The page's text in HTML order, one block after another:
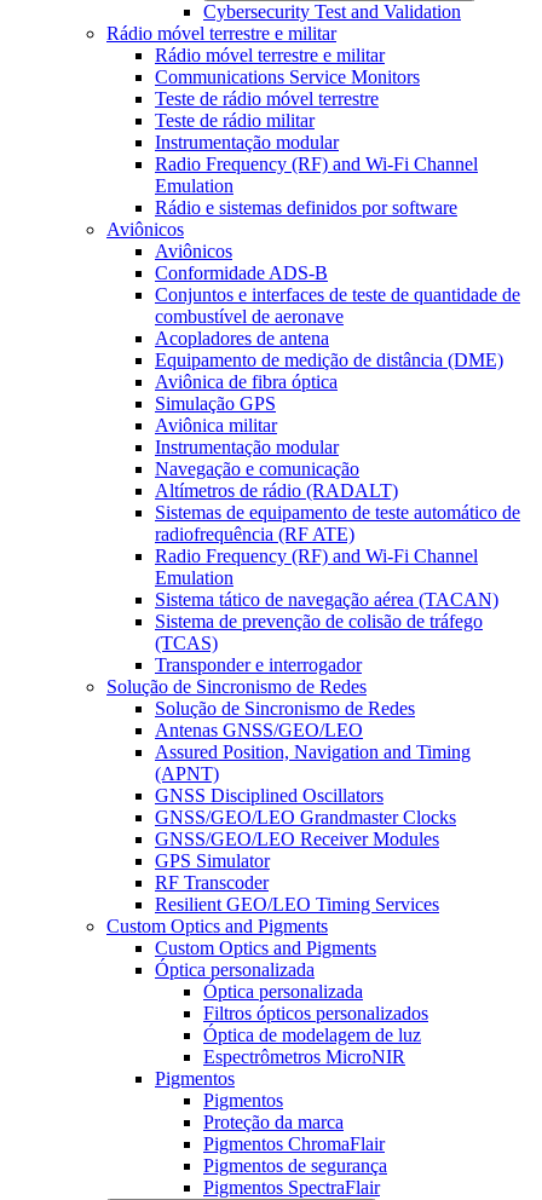
Cybersecurity Test and Validation
Rádio móvel terrestre e militar
Rádio móvel terrestre e militar
Communications Service Monitors
Teste de rádio móvel terrestre
Teste de rádio militar
Instrumentação modular
Radio Frequency (RF) and Wi-Fi Channel
Emulation
Rádio e sistemas definidos por software
Aviônicos
Aviônicos
Conformidade ADS-B
Conjuntos e interfaces de teste de quantidade de
combustível de aeronave
Acopladores de antena
Equipamento de medição de distância (DME)
Aviônica de fibra óptica
Simulação GPS
Aviônica militar
Instrumentação modular
Navegação e comunicação
Altímetros de rádio (RADALT)
Sistemas de equipamento de teste automático de
radiofrequência (RF ATE)
Radio Frequency (RF) and Wi-Fi Channel
Emulation
Sistema tático de navegação aérea (TACAN)
Sistema de prevenção de colisão de tráfego
(TCAS)
Transponder e interrogador
Solução de Sincronismo de Redes
Solução de Sincronismo de Redes
Antenas GNSS/GEO/LEO
Assured Position, Navigation and Timing
(APNT)
GNSS Disciplined Oscillators
GNSS/GEO/LEO Grandmaster Clocks
GNSS/GEO/LEO Receiver Modules
GPS Simulator
RF Transcoder
Resilient GEO/LEO Timing Services
Custom Optics and Pigments
Custom Optics and Pigments
Óptica personalizada
Óptica personalizada
Filtros ópticos personalizados
Óptica de modelagem de luz
Espectrômetros MicroNIR
Pigmentos
Pigmentos
Proteção da marca
Pigmentos ChromaFlair
Pigmentos de segurança
Pigmentos SpectraFlair